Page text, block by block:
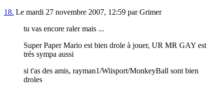
18. Le mardi 27 novembre 2007, 12:59 par Grimer
tu vas encore raler mais ...
Super Paper Mario est bien drole à jouer, UR MR GAY est
trés sympa aussi
si t'as des amis, rayman1/Wiisport/MonkeyBall sont bien
droles